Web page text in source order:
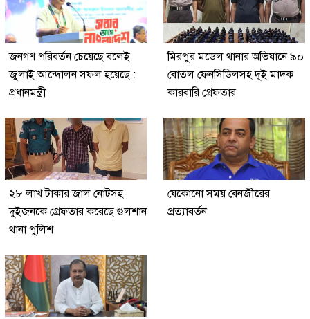
জনগণ পরিবর্তন চেয়েছে বলেই
জুলাই আন্দোলন সফল হয়েছে :
প্রধানমন্ত্রী
মিরপুর মডেল থানার অভিযানে ৯০
বোতল ফেনসিডিলসহ দুই মাদক
কারবারি গ্রেফতার
২৮ লাখ টাকার জাল নোটসহ
দুইজনকে গ্রেফতার করেছে গুলশান
থানা পুলিশ
যেকোনো সময় বেনজীরের
প্রত্যাবর্তন